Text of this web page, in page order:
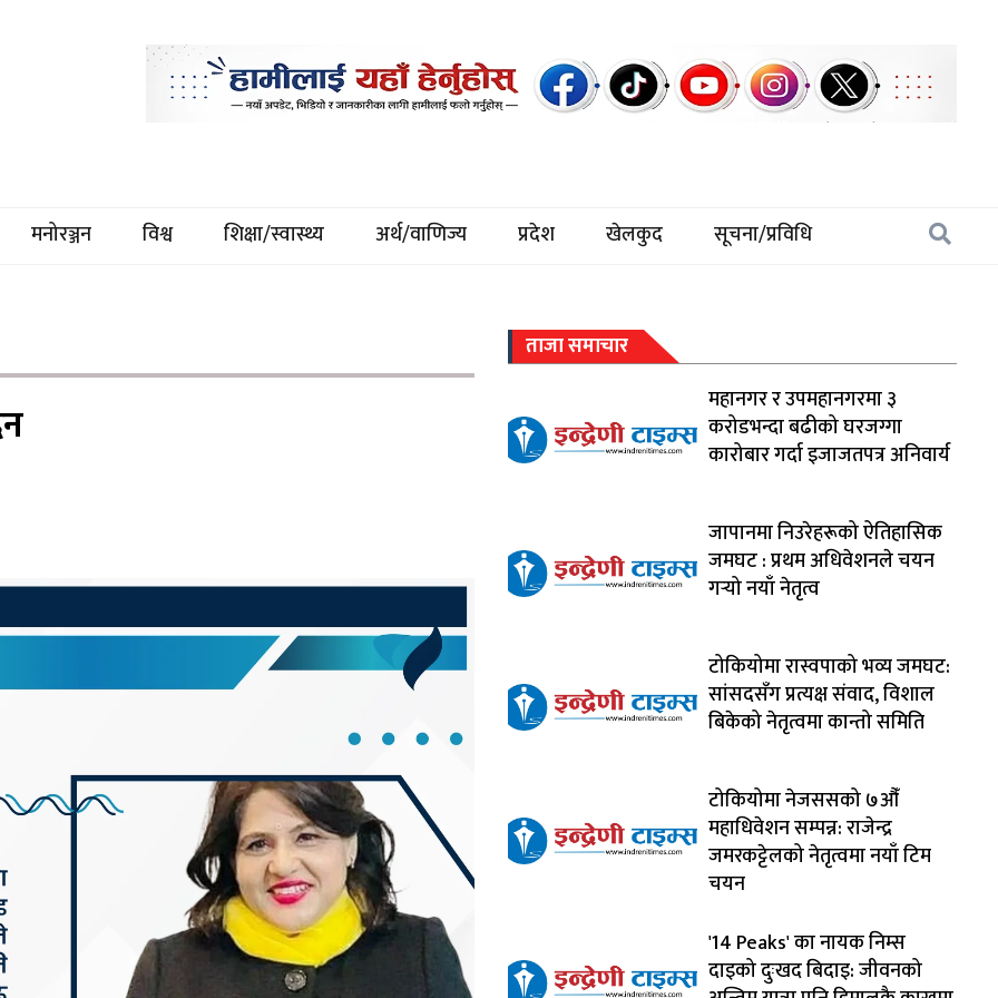
मनोरञ्जन विश्व शिक्षा/स्वास्थ्य अर्थ/वाणिज्य प्रदेश खेलकुद सूचना/प्रविधि
ताजा समाचार
महानगर र उपमहानगरमा ३
करोडभन्दा बढीको घरजग्गा
कारोबार गर्दा इजाजतपत्र अनिवार्य
जापानमा निउरेहरूको ऐतिहासिक
जमघट : प्रथम अधिवेशनले चयन
गर्‍यो नयाँ नेतृत्व
टोकियोमा रास्वपाको भव्य जमघट:
सांसदसँग प्रत्यक्ष संवाद, विशाल
बिकेको नेतृत्वमा कान्तो समिति
टोकियोमा नेजससको ७औँ
महाधिवेशन सम्पन्न: राजेन्द्र
जमरकट्टेलको नेतृत्वमा नयाँ टिम
चयन
'14 Peaks' का नायक निम्स
दाइको दुःखद बिदाइ: जीवनको